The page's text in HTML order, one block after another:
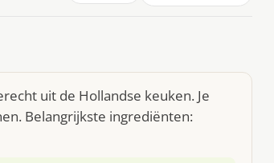
uit de Hollandse keuken. Je
Belangrijkste ingrediënten: